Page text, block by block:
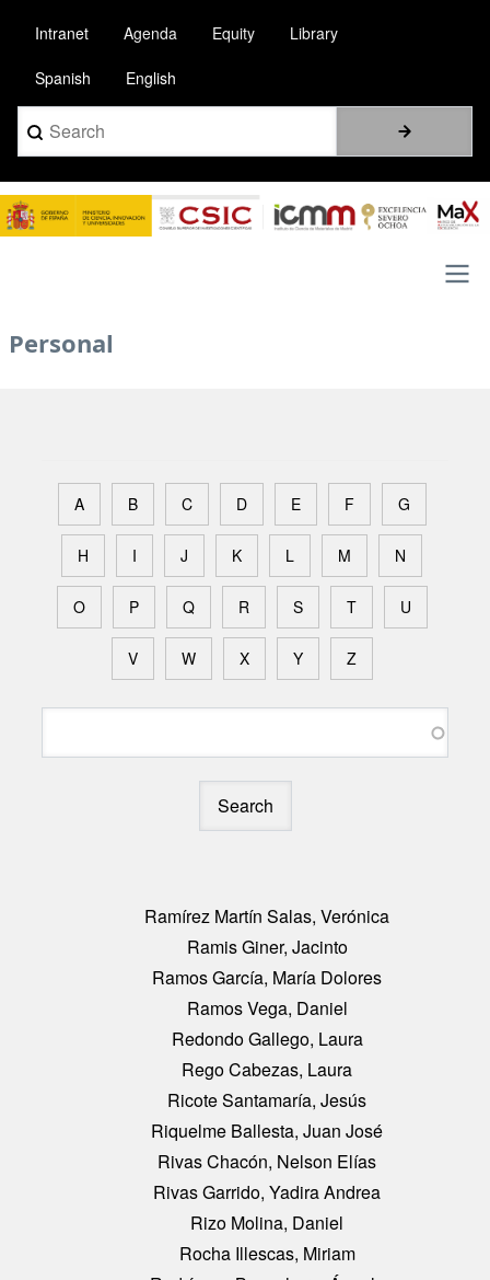
main
content
Intranet Agenda Equity Library
Spanish English
Search
Image
Personal
A B C D E F G
H I J K L M N
O P Q R S T U
V W X Y Z
Ramírez Martín Salas, Verónica
Ramis Giner, Jacinto
Ramos García, María Dolores
Ramos Vega, Daniel
Redondo Gallego, Laura
Rego Cabezas, Laura
Ricote Santamaría, Jesús
Riquelme Ballesta, Juan José
Rivas Chacón, Nelson Elías
Rivas Garrido, Yadira Andrea
Rizo Molina, Daniel
Rocha Illescas, Miriam